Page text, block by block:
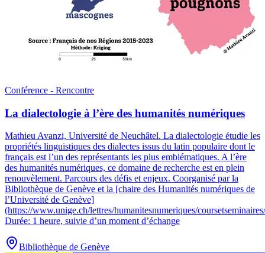
Conférence - Rencontre
La dialectologie à l’ère des humanités numériques
Mathieu Avanzi, Université de Neuchâtel. La dialectologie étudie les
propriétés linguistiques des dialectes issus du latin populaire dont le
français est l’un des représentants les plus emblématiques. A l’ère
des humanités numériques, ce domaine de recherche est en plein
renouvèlement. Parcours des défis et enjeux. Coorganisé par la
Bibliothèque de Genève et la [chaire des Humanités numériques de
l’Université de Genève]
(https://www.unige.ch/lettres/humanitesnumeriques/
Durée: 1 heure, suivie d’un moment d’échange
Bibliothèque de Genève